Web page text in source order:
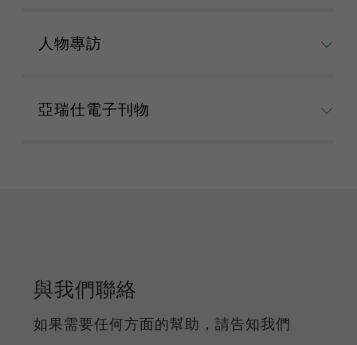
人物專訪
亞瑞仕電子刊物
與我們聯絡
如果需要任何方面的幫助，請告知我們